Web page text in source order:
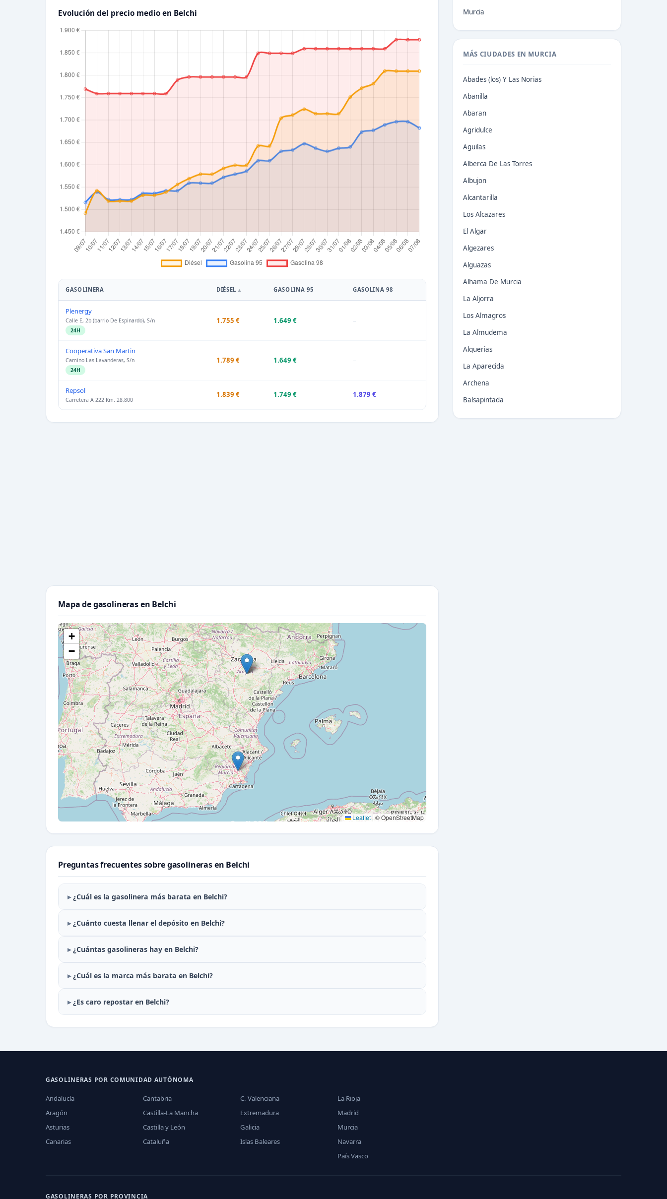
Evolución del precio medio en Belchi
GASOLINERA DIÉSEL GASOLINA 95 GASOLINA 98
Plenergy
Calle E, 2b (barrio De Espinardo), S/n
24H
1.755 € 1.649 € –
Cooperativa San Martin
Camino Las Lavanderas, S/n
24H
1.789 € 1.649 € –
Repsol
Carretera A 222 Km. 28,800
1.839 € 1.749 € 1.879 €
Mapa de gasolineras en Belchi
+
−
Leaflet | © OpenStreetMap
Preguntas frecuentes sobre gasolineras en Belchi
¿Cuál es la gasolinera más barata en Belchi?
¿Cuánto cuesta llenar el depósito en Belchi?
¿Cuántas gasolineras hay en Belchi?
¿Cuál es la marca más barata en Belchi?
¿Es caro repostar en Belchi?
Murcia
MÁS CIUDADES EN MURCIA
Abades (los) Y Las Norias
Abanilla
Abaran
Agridulce
Aguilas
Alberca De Las Torres
Albujon
Alcantarilla
Los Alcazares
El Algar
Algezares
Alguazas
Alhama De Murcia
La Aljorra
Los Almagros
La Almudema
Alquerias
La Aparecida
Archena
Balsapintada
GASOLINERAS POR COMUNIDAD AUTÓNOMA
Andalucía
Aragón
Asturias
Canarias
Cantabria
Castilla-La Mancha
Castilla y León
Cataluña
C. Valenciana
Extremadura
Galicia
Islas Baleares
La Rioja
Madrid
Murcia
Navarra
País Vasco
GASOLINERAS POR PROVINCIA